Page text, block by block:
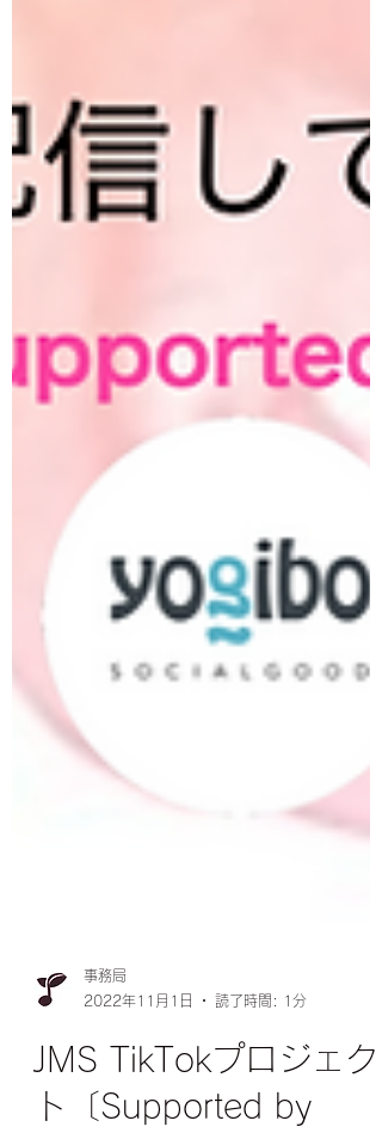
2022年11月1日
読了時間: 1分
JMS TikTokプロジェク